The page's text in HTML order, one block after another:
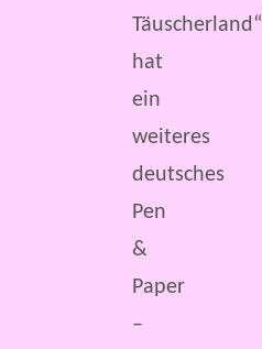
Täuscherland“
hat
ein
weiteres
deutsches
Pen
&
Paper
–